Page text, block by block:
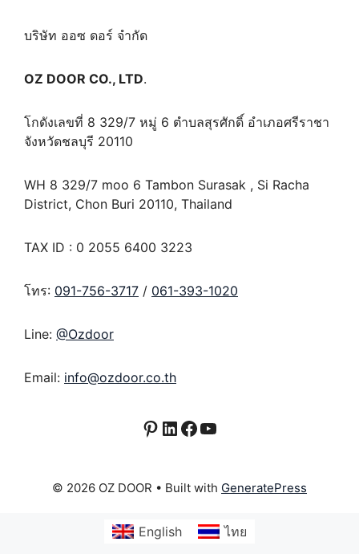
บริษัท ออซ ดอร์ จำกัด
OZ DOOR CO., LTD.
โกดังเลขที่ 8 329/7 หมู่ 6 ตำบลสุรศักดิ์ อำเภอศรีราชา
จังหวัดชลบุรี 20110
WH 8 329/7 moo 6 Tambon Surasak , Si Racha
District, Chon Buri 20110, Thailand
TAX ID : 0 2055 6400 3223
โทร: 091-756-3717 / 061-393-1020
Line: @Ozdoor
Email: info@ozdoor.co.th
Pinterest
LinkedIn
Facebook
YouTube
© 2026 OZ DOOR • Built with GeneratePress
English ไทย